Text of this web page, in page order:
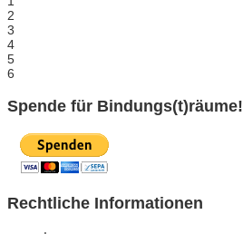
2
3
4
5
6
Spende für Bindungs(t)räume!
Rechtliche Informationen